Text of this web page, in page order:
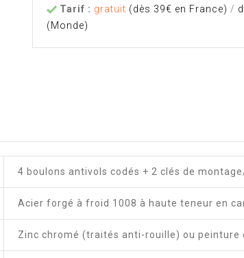
Tarif : gratuit (dès 39€ en France) /
(Monde)
4 boulons antivols codés + 2 clés de
Acier forgé à froid 1008 à haute teneur en
Zinc chromé (traités anti-rouille) ou peinture